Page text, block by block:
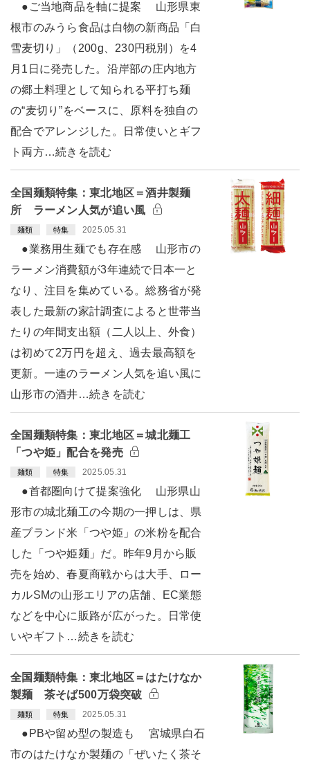
●ご当地商品を軸に提案 山形県東
根市のみうら食品は白物の新商品「白
雪麦切り」（200g、230円税別）を4
月1日に発売した。沿岸部の庄内地方
の郷土料理として知られる平打ち麺
の“麦切り”をベースに、原料を独自の
配合でアレンジした。日常使いとギフ
ト両方…続きを読む
全国麺類特集：東北地区＝酒井製麺
所 ラーメン人気が追い風
麺類 特集 2025.05.31
●業務用生麺でも存在感 山形市の
ラーメン消費額が3年連続で日本一と
なり、注目を集めている。総務省が発
表した最新の家計調査によると世帯当
たりの年間支出額（二人以上、外食）
は初めて2万円を超え、過去最高額を
更新。一連のラーメン人気を追い風に
山形市の酒井…続きを読む
全国麺類特集：東北地区＝城北麺工
「つや姫」配合を発売
麺類 特集 2025.05.31
●首都圏向けて提案強化 山形県山
形市の城北麺工の今期の一押しは、県
産ブランド米「つや姫」の米粉を配合
した「つや姫麺」だ。昨年9月から販
売を始め、春夏商戦からは大手、ロー
カルSMの山形エリアの店舗、EC業態
などを中心に販路が広がった。日常使
いやギフト…続きを読む
全国麺類特集：東北地区＝はたけなか
製麺 茶そば500万袋突破
麺類 特集 2025.05.31
●PBや留め型の製造も 宮城県白石
市のはたけなか製麺の「ぜいたく茶そ